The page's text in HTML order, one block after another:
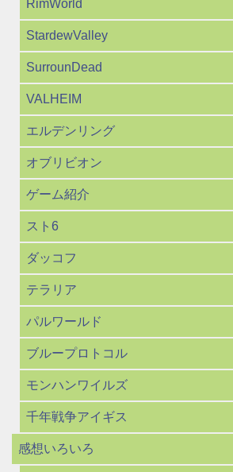
RimWorld
StardewValley
SurrounDead
VALHEIM
エルデンリング
オブリビオン
ゲーム紹介
スト6
ダッコフ
テラリア
パルワールド
ブループロトコル
モンハンワイルズ
千年戦争アイギス
感想いろいろ